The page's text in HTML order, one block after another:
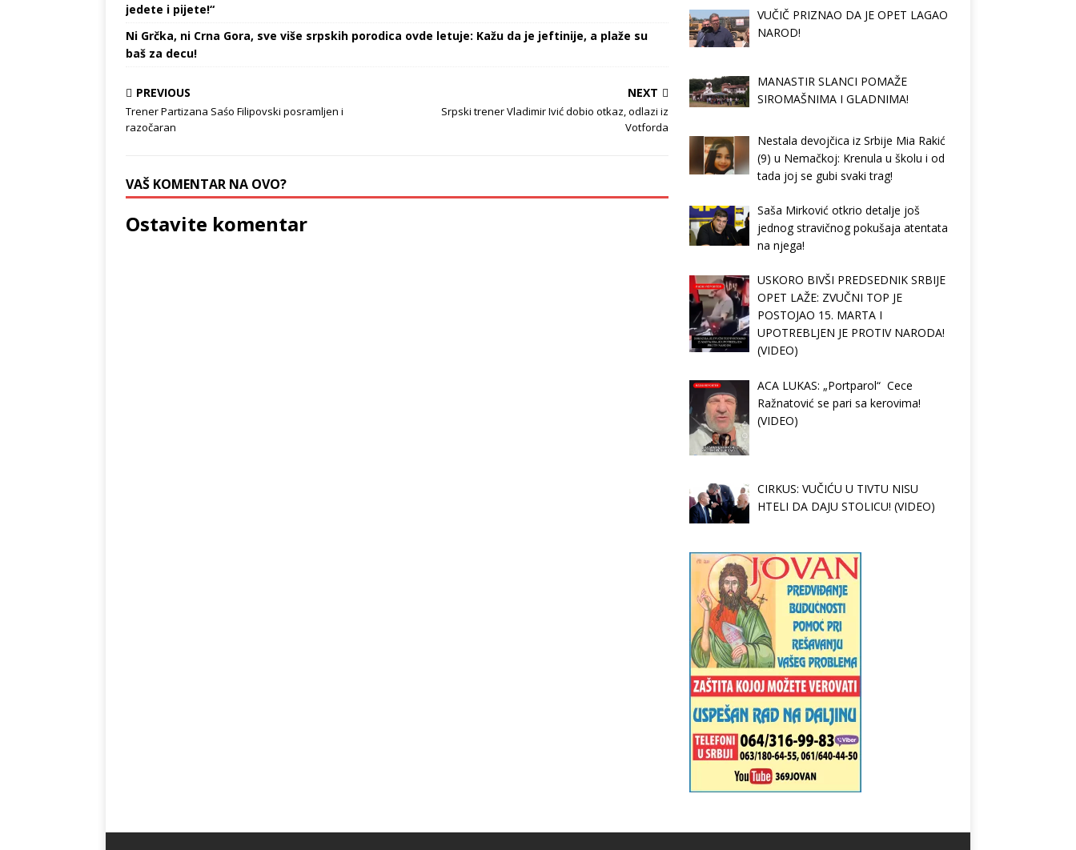
jedete i pijete!“
Ni Grčka, ni Crna Gora, sve više srpskih porodica ovde letuje: Kažu da je jeftinije, a plaže su
baš za decu!
PREVIOUS
Trener Partizana Saśo Filipovski posramljen i
razočaran
NEXT
Srpski trener Vladimir Ivić dobio otkaz, odlazi iz
Votforda
VAŠ KOMENTAR NA OVO?
Ostavite komentar
VUČIČ PRIZNAO DA JE OPET LAGAO
NAROD!
MANASTIR SLANCI POMAŽE
SIROMAŠNIMA I GLADNIMA!
Nestala devojčica iz Srbije Mia Rakić
(9) u Nemačkoj: Krenula u školu i od
tada joj se gubi svaki trag!
Saša Mirković otkrio detalje još
jednog stravičnog pokušaja atentata
na njega!
USKORO BIVŠI PREDSEDNIK SRBIJE
OPET LAŽE: ZVUČNI TOP JE
POSTOJAO 15. MARTA I
UPOTREBLJEN JE PROTIV NARODA!
(VIDEO)
ACA LUKAS: „Portparol“ Cece
Ražnatović se pari sa kerovima!
(VIDEO)
CIRKUS: VUČIĆU U TIVTU NISU
HTELI DA DAJU STOLICU! (VIDEO)